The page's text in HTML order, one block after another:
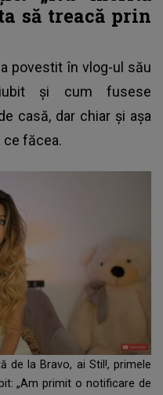
să treacă prin
a povestit în vlog-ul său
și cum fusese
casă, dar chiar și așa
ce făcea.
de la Bravo, ai Stil!, primele
„Am primit o notificare de